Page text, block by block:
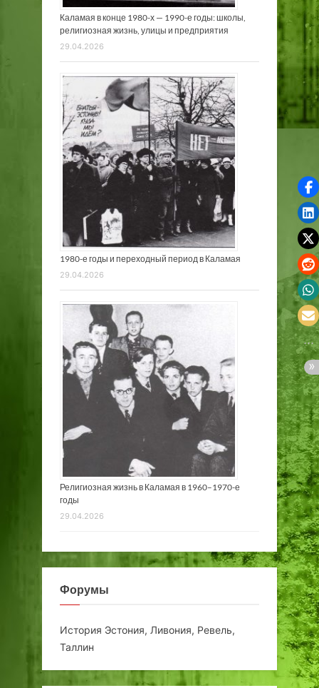
Каламая в конце 1980-х — 1990-е годы: школы,
религиозная жизнь, улицы и предприятия
29.04.2026
1980-е годы и переходный период в Каламая
29.04.2026
Религиозная жизнь в Каламая в 1960–1970-е
годы
29.04.2026
Форумы
История Эстония, Ливония, Ревель,
Таллин